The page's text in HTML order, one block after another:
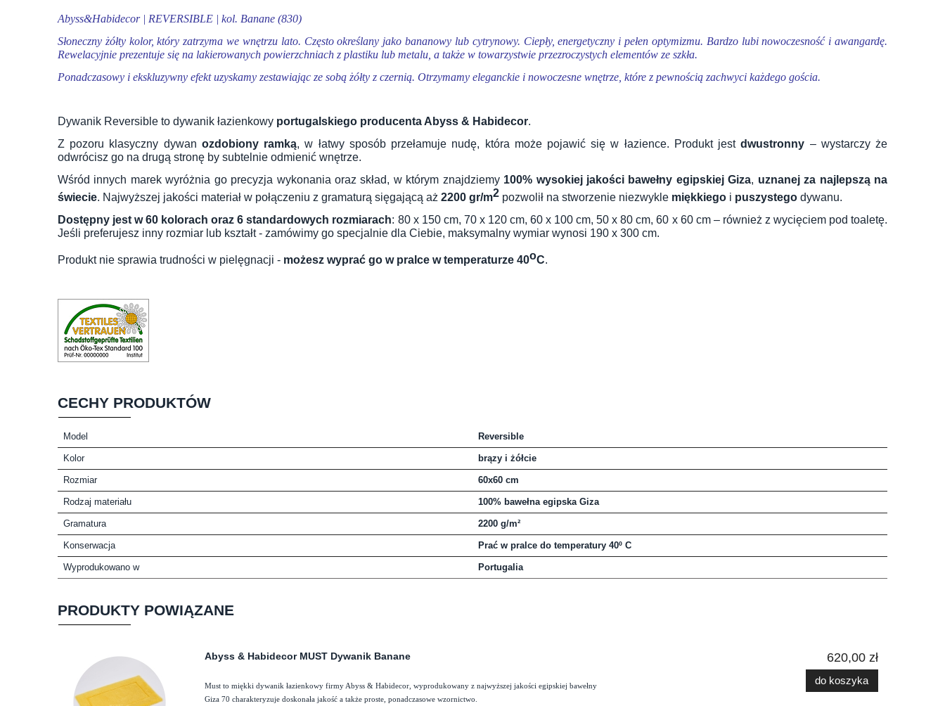
Abyss&Habidecor | REVERSIBLE | kol. Banane (830)
Słoneczny żółty kolor, który zatrzyma we wnętrzu lato. Często określany jako bananowy lub cytrynowy. Ciepły, energetyczny i pełen optymizmu. Bardzo lubi nowoczesność i awangardę.
Rewelacyjnie prezentuje się na lakierowanych powierzchniach z plastiku lub metalu, a także w towarzystwie przezroczystych elementów ze szkła.
Ponadczasowy i ekskluzywny efekt uzyskamy zestawiając ze sobą żółty z czernią. Otrzymamy eleganckie i nowoczesne wnętrze, które z pewnością zachwyci każdego gościa.
Dywanik Reversible to dywanik łazienkowy portugalskiego producenta Abyss & Habidecor.
Z pozoru klasyczny dywan ozdobiony ramką, w łatwy sposób przełamuje nudę, która może pojawić się w łazience. Produkt jestdwustronny – wystarczy że
odwrócisz go na drugą stronę by subtelnie odmienić wnętrze.
Wśród innych marek wyróżnia go precyzja wykonania oraz skład, w którym znajdziemy 100% wysokiej jakości bawełny egipskiej Giza, uznanej za najlepszą na
świecie. Najwyższej jakości materiał w połączeniu z gramaturą sięgającą aż 2200 gr/m2 pozwolił na stworzenie niezwykle miękkiego i puszystego dywanu.
Dostępny jest w 60 kolorach oraz 6 standardowych rozmiarach: 80 x 150 cm, 70 x 120 cm, 60 x 100 cm, 50 x 80 cm, 60 x 60 cm – również z wycięciem pod toaletę.
Jeśli preferujesz inny rozmiar lub kształt - zamówimy go specjalnie dla Ciebie, maksymalny wymiar wynosi 190 x 300 cm.
Produkt nie sprawia trudności w pielęgnacji - możesz wyprać go w pralce w temperaturze 40oC.
CECHY PRODUKTÓW
Model Reversible
Kolor brązy i żółcie
Rozmiar 60x60 cm
Rodzaj materiału 100% bawełna egipska Giza
Gramatura 2200 g/m²
Konserwacja Prać w pralce do temperatury 40º C
Wyprodukowano w Portugalia
PRODUKTY POWIĄZANE
Abyss & Habidecor MUST Dywanik Banane
Must to miękki dywanik łazienkowy firmy Abyss & Habidecor, wyprodukowany z najwyższej jakości egipskiej bawełny
Giza 70 charakteryzuje doskonała jakość a także proste, ponadczasowe wzornictwo.
620,00 zł
do koszyka